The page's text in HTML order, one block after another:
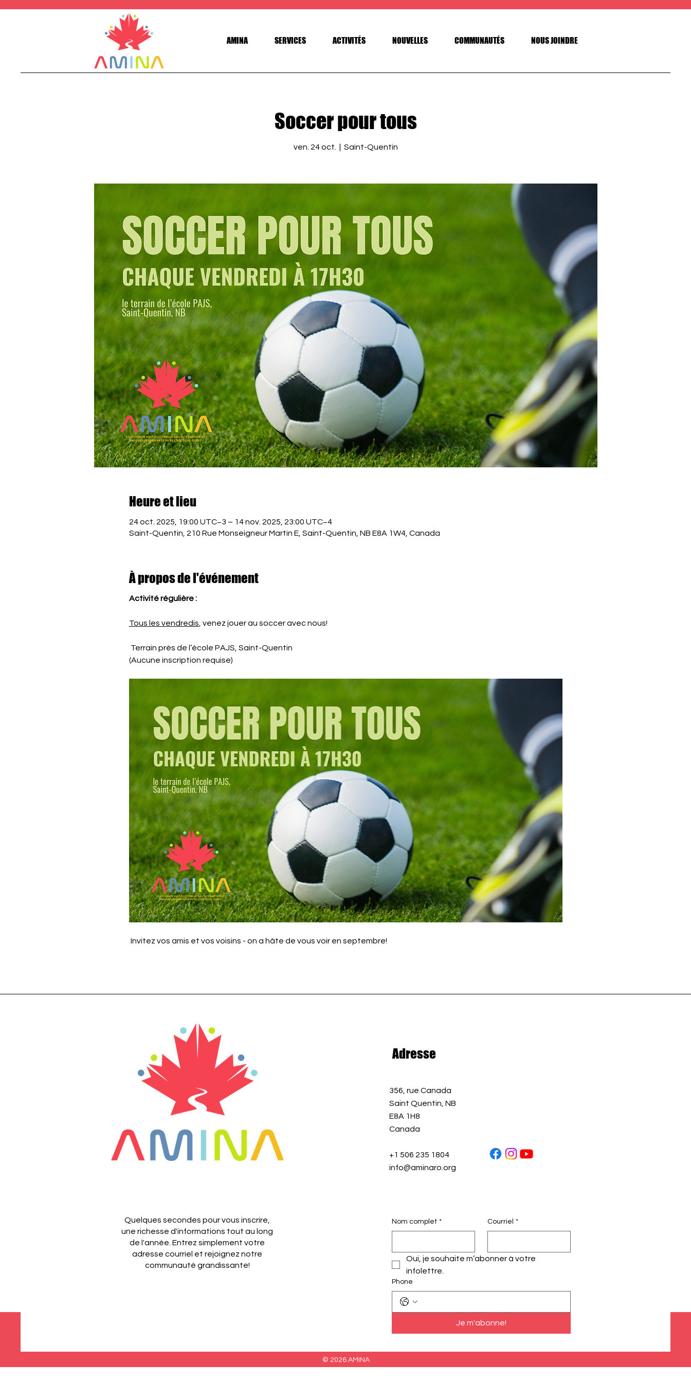
AMINA SERVICES ACTIVITÉS NOUVELLES COMMUNAUTÉS NOUS JOINDRE
Soccer pour tous
ven. 24 oct. Saint-Quentin
Heure et lieu
24 oct. 2025, 19:00 UTC−3 – 14 nov. 2025, 23:00 UTC−4
Saint-Quentin, 210 Rue Monseigneur Martin E, Saint-Quentin, NB E8A 1W4, Canada
À propos de l'événement
Activité régulière :
Tous les vendredis , venez jouer au soccer avec nous!
Terrain près de l’école PAJS, Saint-Quentin
(Aucune inscription requise)
Invitez vos amis et vos voisins - on a hâte de vous voir en septembre!
© 2026 AMINA
Quelques secondes pour vous inscrire,
une richesse d'informations tout au long
de l'année. Entrez simplement votre
adresse courriel et rejoignez notre
communauté grandissante!
Adresse
356, rue Canada
Saint Quentin, NB
E8A 1H8
Canada
+1 506 235 1804
info@aminaro.org
Nom complet * Courriel *
Oui, je souhaite m’abonner à votre
infolettre.
Phone
Je m'abonne!